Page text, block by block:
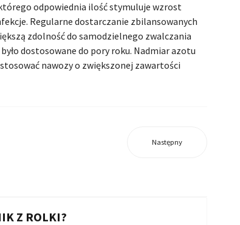
odpowiednia ilość stymuluje wzrost
Regularne dostarczanie zbilansowanych
zdolność do samodzielnego zwalczania
dostosowane do pory roku. Nadmiar azotu
nawozy o zwiększonej zawartości
Następny
Z ROLKI?